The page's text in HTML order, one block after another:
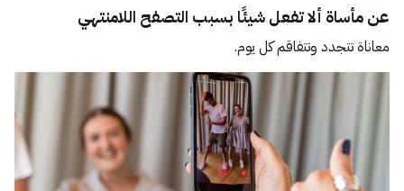
عن مأساة ألا تفعل شيئًا بسبب التصفح اللامنتهي
معاناة تتجدد وتتفاقم كل يوم.